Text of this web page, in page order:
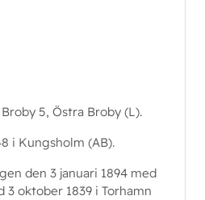
5, Östra Broby (L).
i Kungsholm (AB).
den 3 januari 1894 med
3 oktober 1839 i Torhamn